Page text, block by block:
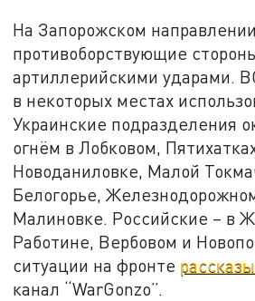
На Запорожском направлении
противоборствующие
артиллерийскими ударами.
в некоторых местах
Украинские подразделения
огнём в Лобковом,
Новоданиловке, Малой
Белогорье,
Малиновке. Российские – в
Работине, Вербовом и
ситуации на фронте
канал “WarGonzo”.